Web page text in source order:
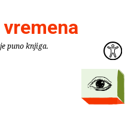
puno knjiga.